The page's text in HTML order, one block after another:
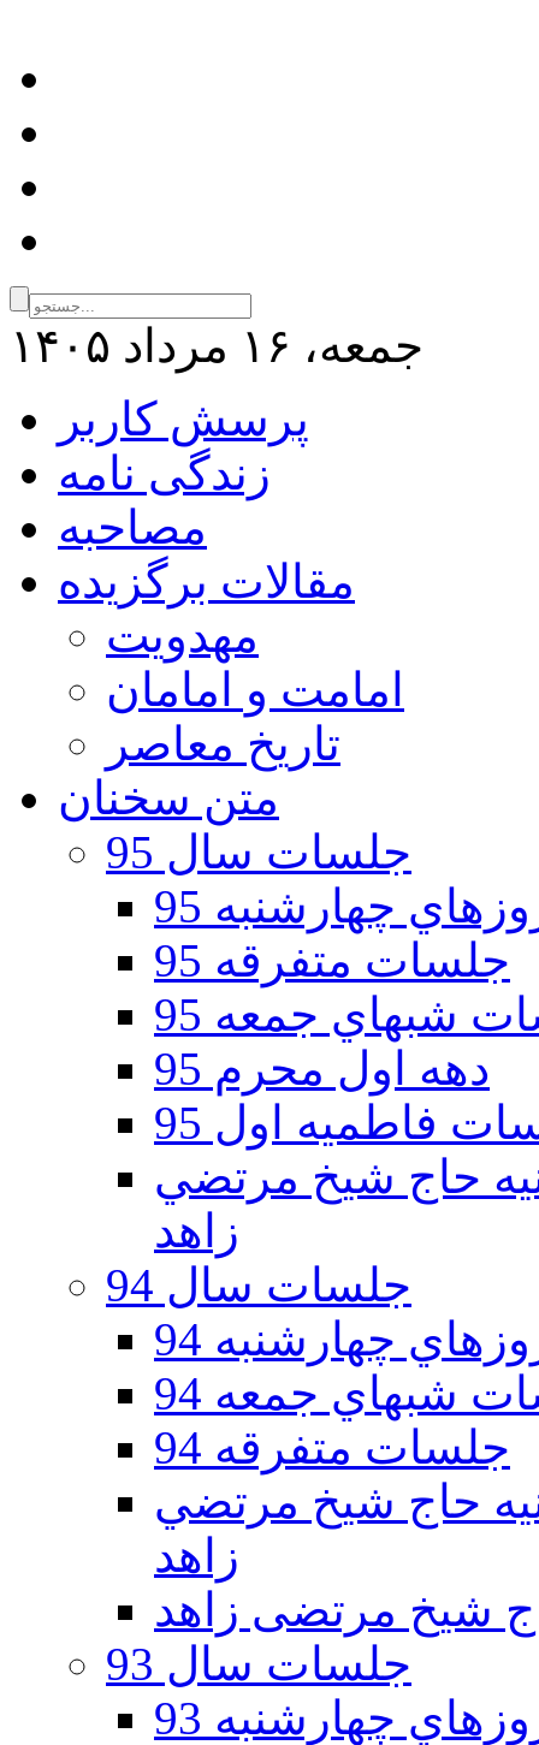
جمعه، ۱۶ مرداد ۱۴۰۵
پرسش کاربر
زندگی نامه
مصاحبه
مقالات برگزیده
مهدویت
امامت و امامان
تاریخ معاصر
متن سخنان
جلسات سال 95
چهارشنبه 95
جلسات متفرقه 95
شبهاي جمعه 95
دهه اول محرم 95
فاطمیه اول 95
دوم 95 - حسينيه حاج شيخ مرتضي
زاهد
جلسات سال 94
چهارشنبه 94
شبهاي جمعه 94
جلسات متفرقه 94
دوم 94 - حسينيه حاج شيخ مرتضي
زاهد
جلسات سال 93
چهارشنبه 93